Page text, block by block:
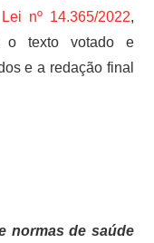
Lei nº 14.365/2022,
o texto votado e
e a redação final
normas de saúde